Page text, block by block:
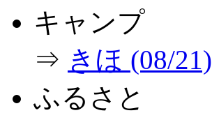
キャンプ
⇒ きほ (08/21)
ふるさと